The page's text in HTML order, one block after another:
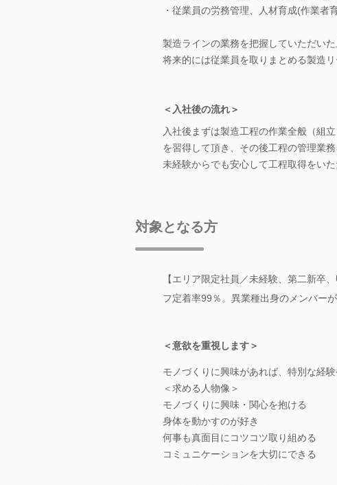
・従業員の労務管理、人材育成(作業者
製造ラインの業務を把握していただいた
将来的には従業員を取りまとめる製造
＜入社後の流れ＞
入社後まずは製造工程の作業全般（組立
を習得して頂き、その後工程の管理業務
未経験からでも安心して工程取得をいた
対象となる方
【エリア限定社員／未経験、第二新卒
フ定着率99％。異業種出身のメンバーが
＜意欲を重視します＞
モノづくりに興味があれば、特別な経
＜求める人物像＞
モノづくりに興味・関心を抱ける
身体を動かすのが好き
何事も真面目にコツコツ取り組める
コミュニケーションを大切にできる